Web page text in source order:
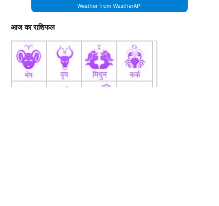
Weather from WeatherAPI
आज का राशिफल